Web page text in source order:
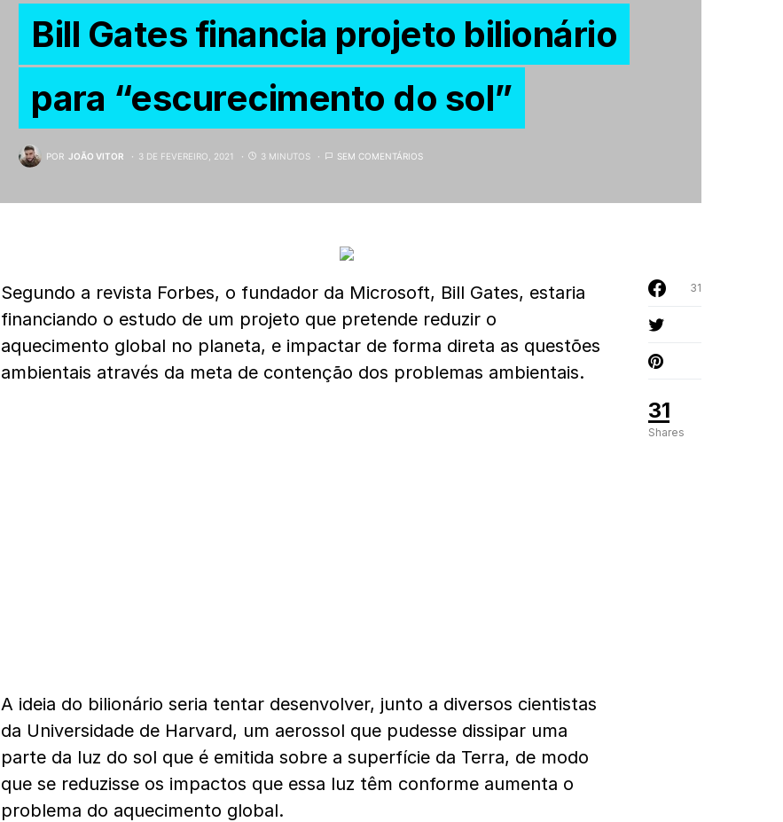
Bill Gates financia projeto bilionário
para “escurecimento do sol”
POR JOÃO VITOR 3 DE FEVEREIRO, 2021 3 MINUTOS SEM COMENTÁRIOS
31
Shares
31
Segundo a revista Forbes, o fundador da Microsoft, Bill Gates, estaria
financiando o estudo de um projeto que pretende reduzir o
aquecimento global no planeta, e impactar de forma direta as questões
ambientais através da meta de contenção dos problemas ambientais.
A ideia do bilionário seria tentar desenvolver, junto a diversos cientistas
da Universidade de Harvard, um aerossol que pudesse dissipar uma
parte da luz do sol que é emitida sobre a superfície da Terra, de modo
que se reduzisse os impactos que essa luz têm conforme aumenta o
problema do aquecimento global.